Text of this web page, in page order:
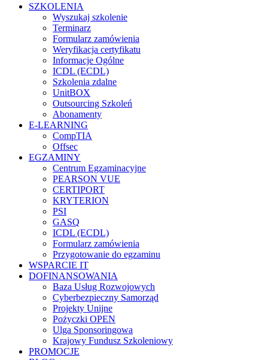
SZKOLENIA
Wyszukaj szkolenie
Terminarz
Formularz zamówienia
Weryfikacja certyfikatu
Informacje Ogólne
ICDL (ECDL)
Szkolenia zdalne
UnitBOX
Outsourcing Szkoleń
Abonamenty
E-LEARNING
CompTIA
Offsec
EGZAMINY
Centrum Egzaminacyjne
PEARSON VUE
CERTIPORT
KRYTERION
PSI
GASQ
ICDL (ECDL)
Formularz zamówienia
Przygotowanie do egzaminu
WSPARCIE IT
DOFINANSOWANIA
Baza Usług Rozwojowych
Cyberbezpieczny Samorząd
Projekty Unijne
Pożyczki OPEN
Ulga Sponsoringowa
Krajowy Fundusz Szkoleniowy
PROMOCJE